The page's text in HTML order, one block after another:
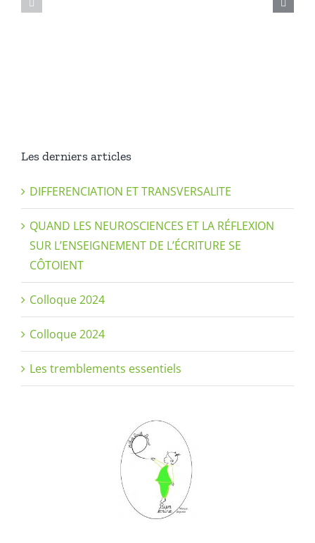
LEÇON
Les derniers articles
DIFFERENCIATION ET TRANSVERSALITE
QUAND LES NEUROSCIENCES ET LA RÉFLEXION
SUR L’ENSEIGNEMENT DE L’ÉCRITURE SE
CÔTOIENT
Colloque 2024
Colloque 2024
Les tremblements essentiels